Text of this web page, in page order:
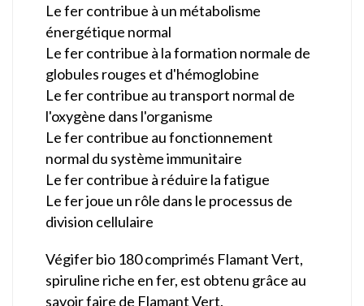
Le fer contribue à un métabolisme
énergétique normal
Le fer contribue à la formation normale de
globules rouges et d'hémoglobine
Le fer contribue au transport normal de
l'oxygène dans l'organisme
Le fer contribue au fonctionnement
normal du système immunitaire
Le fer contribue à réduire la fatigue
Le fer joue un rôle dans le processus de
division cellulaire
Végifer bio 180 comprimés Flamant Vert,
spiruline riche en fer, est obtenu grâce au
savoir faire de Flamant Vert.